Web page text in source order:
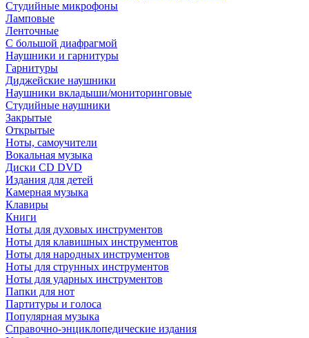
Студийные микрофоны
Ламповые
Ленточные
С большой диафрагмой
Наушники и гарнитуры
Гарнитуры
Диджейские наушники
Наушники вкладыши/мониторинговые
Студийные наушники
Закрытые
Открытые
Ноты, самоучители
Вокальная музыка
Диски CD DVD
Издания для детей
Камерная музыка
Клавиры
Книги
Ноты для духовых инструментов
Ноты для клавишных инструментов
Ноты для народных инструментов
Ноты для струнных инструментов
Ноты для ударных инструментов
Папки для нот
Партитуры и голоса
Популярная музыка
Справочно-энциклопедические издания